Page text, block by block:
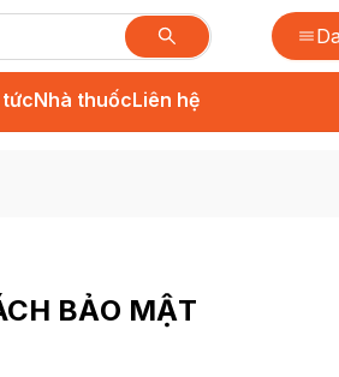
Nhà thuốcLiên hệ
BẢO MẬT